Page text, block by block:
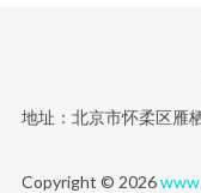
地址：北京市怀柔区雁
Copyright © 2026